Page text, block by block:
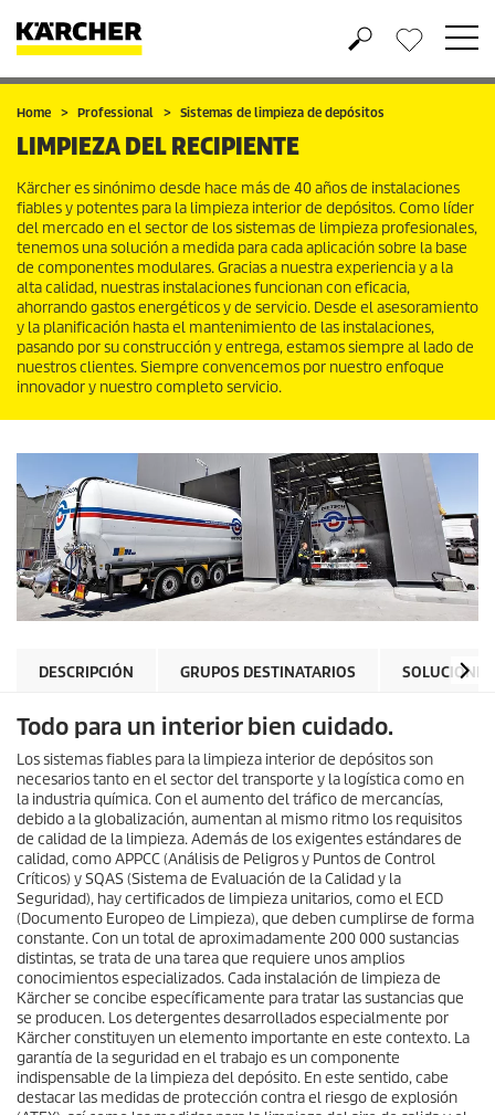
Wishlist
Home Professional Sistemas de limpieza de depósitos
LIMPIEZA DEL RECIPIENTE
Kärcher es sinónimo desde hace más de 40 años de instalaciones
fiables y potentes para la limpieza interior de depósitos. Como líder
del mercado en el sector de los sistemas de limpieza profesionales,
tenemos una solución a medida para cada aplicación sobre la base
de componentes modulares. Gracias a nuestra experiencia y a la
alta calidad, nuestras instalaciones funcionan con eficacia,
ahorrando gastos energéticos y de servicio. Desde el asesoramiento
y la planificación hasta el mantenimiento de las instalaciones,
pasando por su construcción y entrega, estamos siempre al lado de
nuestros clientes. Siempre convencemos por nuestro enfoque
innovador y nuestro completo servicio.
DESCRIPCIÓN GRUPOS DESTINATARIOS
Todo para un interior bien cuidado.
Los sistemas fiables para la limpieza interior de depósitos son
necesarios tanto en el sector del transporte y la logística como en
la industria química. Con el aumento del tráfico de mercancías,
debido a la globalización, aumentan al mismo ritmo los requisitos
de calidad de la limpieza. Además de los exigentes estándares de
calidad, como APPCC (Análisis de Peligros y Puntos de Control
Críticos) y SQAS (Sistema de Evaluación de la Calidad y la
Seguridad), hay certificados de limpieza unitarios, como el ECD
(Documento Europeo de Limpieza), que deben cumplirse de forma
constante. Con un total de aproximadamente 200 000 sustancias
distintas, se trata de una tarea que requiere unos amplios
conocimientos especializados. Cada instalación de limpieza de
Kärcher se concibe específicamente para tratar las sustancias que
se producen. Los detergentes desarrollados especialmente por
Kärcher constituyen un elemento importante en este contexto. La
garantía de la seguridad en el trabajo es un componente
indispensable de la limpieza del depósito. En este sentido, cabe
destacar las medidas de protección contra el riesgo de explosión